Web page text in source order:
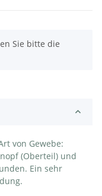
Sie bitte die
von Gewebe:
(Oberteil) und
Ein sehr